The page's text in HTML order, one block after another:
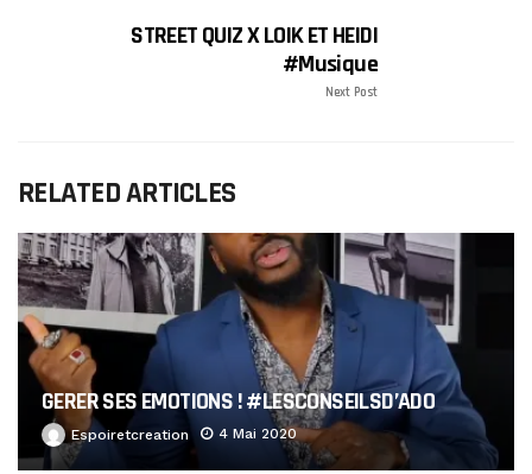
STREET QUIZ X LOIK ET HEIDI
#musique
Next Post
RELATED ARTICLES
GERER SES EMOTIONS ! #LESCONSEILSD’ADO
Espoiretcreation 4 Mai 2020